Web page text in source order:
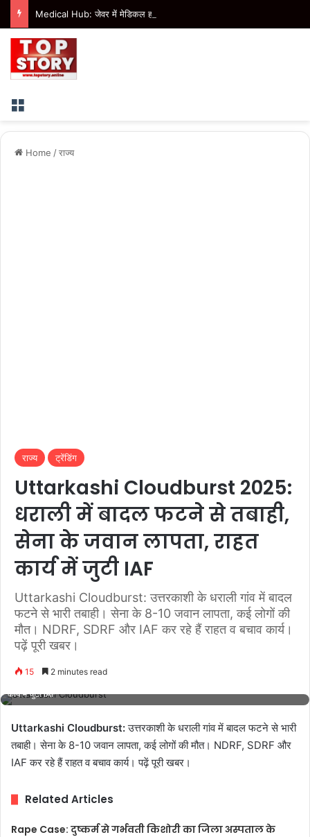
Menu
Home /राज्य
राज्य ट्रेंडिंग
Uttarkashi Cloudburst 2025:
धराली में बादल फटने से तबाही,
सेना के जवान लापता, राहत
कार्य में जुटी IAF
Uttarkashi Cloudburst: उत्तरकाशी के धराली गांव में बादल
फटने से भारी तबाही। सेना के 8-10 जवान लापता, कई लोगों की
मौत। NDRF, SDRF और IAF कर रहे हैं राहत व बचाव कार्य।
पढ़ें पूरी खबर।
15 2 minutes read
कार्य में जुटी IAF
Uttarkashi Cloudburst:उत्तरकाशी के धराली गांव में बादल फटने से भारी
तबाही। सेना के 8-10 जवान लापता, कई लोगों की मौत। NDRF, SDRF और
IAF कर रहे हैं राहत व बचाव कार्य। पढ़ें पूरी खबर।
Related Articles
Rape Case: दुष्कर्म से गर्भवती किशोरी का जिला अस्पताल के